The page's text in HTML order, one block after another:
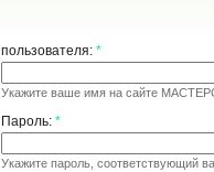
пользователя: *
Укажите ваше имя на сайте
Пароль: *
Укажите пароль, соответствующий